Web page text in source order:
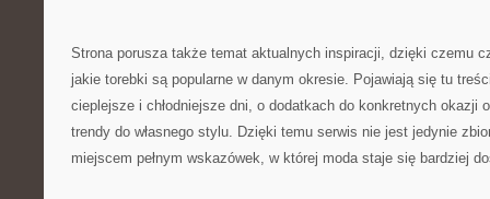
Strona porusza także temat aktualnych inspiracji, dzięki czemu
jakie torebki są popularne w danym okresie. Pojawiają się tu
cieplejsze i chłodniejsze dni, o dodatkach do konkretnych okazji
trendy do własnego stylu. Dzięki temu serwis nie jest jedynie
miejscem pełnym wskazówek, w której moda staje się bardziej